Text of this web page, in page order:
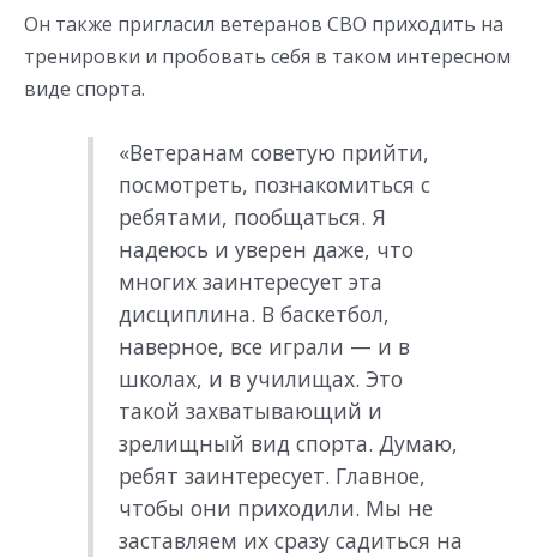
Он также пригласил ветеранов СВО приходить на
тренировки и пробовать себя в таком интересном
виде спорта.
«Ветеранам советую прийти,
посмотреть, познакомиться с
ребятами, пообщаться. Я
надеюсь и уверен даже, что
многих заинтересует эта
дисциплина. В баскетбол,
наверное, все играли — и в
школах, и в училищах. Это
такой захватывающий и
зрелищный вид спорта. Думаю,
ребят заинтересует. Главное,
чтобы они приходили. Мы не
заставляем их сразу садиться на